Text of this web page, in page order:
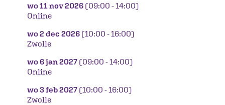
wo 11 nov 2026 (09:00 - 14:00)
Online
wo 2 dec 2026 (10:00 - 16:00)
Zwolle
wo 6 jan 2027 (09:00 - 14:00)
Online
wo 3 feb 2027 (10:00 - 16:00)
Zwolle